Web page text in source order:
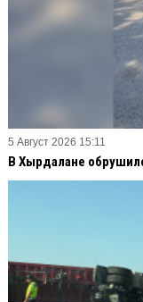
5 Август 2026 15:11
В Хырдалане